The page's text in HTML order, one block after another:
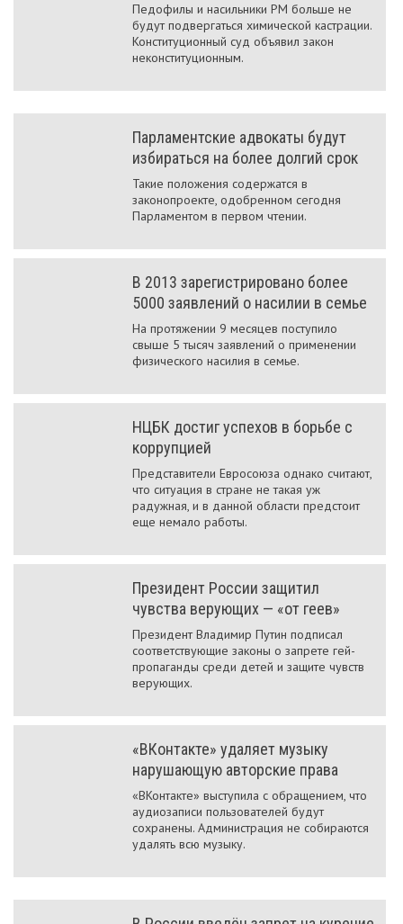
Педофилы и насильники РМ больше не
будут подвергаться химической кастрации.
Конституционный суд объявил закон
неконституционным.
Парламентские адвокаты будут
избираться на более долгий срок
Такие положения содержатся в
законопроекте, одобренном сегодня
Парламентом в первом чтении.
В 2013 зарегистрировано более
5000 заявлений о насилии в семье
На протяжении 9 месяцев поступило
свыше 5 тысяч заявлений о применении
физического насилия в семье.
НЦБК достиг успехов в борьбе с
коррупцией
Представители Евросоюза однако считают,
что ситуация в стране не такая уж
радужная, и в данной области предстоит
еще немало работы.
Президент России защитил
чувства верующих — «от геев»
Президент Владимир Путин подписал
соответствующие законы о запрете гей-
пропаганды среди детей и защите чувств
верующих.
«ВКонтакте» удаляет музыку
нарушающую авторские права
«ВКонтакте» выступила с обращением, что
аудиозаписи пользователей будут
сохранены. Администрация не собираются
удалять всю музыку.